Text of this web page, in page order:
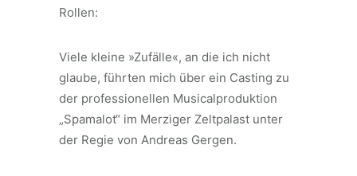
Rollen:
Viele kleine »Zufälle«, an die ich nicht
glaube, führten mich über ein Casting zu
der professionellen Musicalproduktion
„Spamalot“ im Merziger Zeltpalast unter
der Regie von Andreas Gergen.